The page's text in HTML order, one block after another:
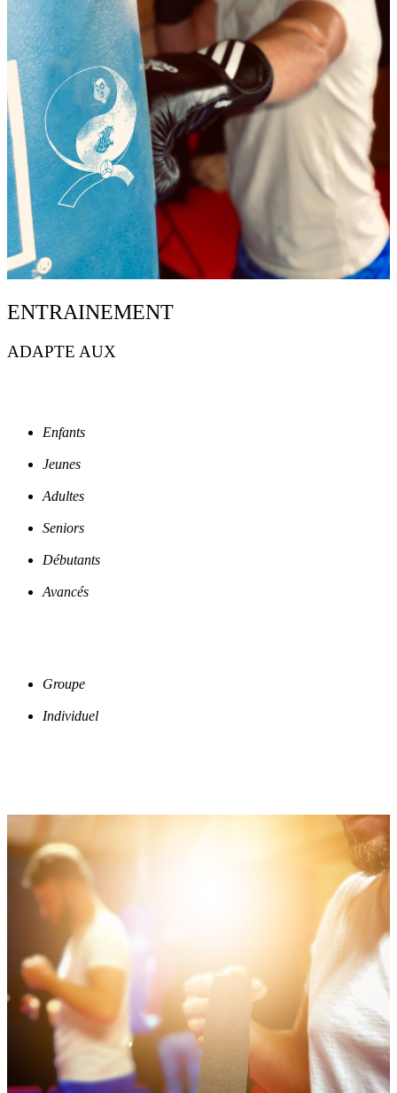
ENTRAINEMENT
ADAPTE AUX
Enfants
Jeunes
Adultes
Seniors
Débutants
Avancés
Groupe
Individuel